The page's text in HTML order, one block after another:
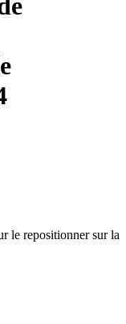
le repositionner sur la